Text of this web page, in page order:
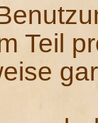
Teil